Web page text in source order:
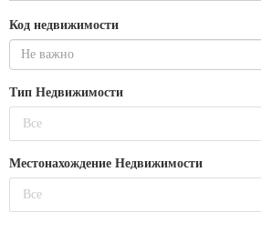
Код недвижимости
Тип Недвижимости
Все
Местонахождение Недвижимости
Все